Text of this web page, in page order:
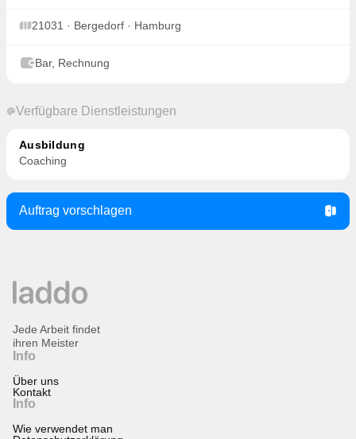
21031 · Bergedorf · Hamburg
Bar, Rechnung
Verfügbare Dienstleistungen
Ausbildung
Coaching
Auftrag vorschlagen
Info
Über uns
Kontakt
Info
Wie verwendet man
Jede Arbeit findet
ihren Meister